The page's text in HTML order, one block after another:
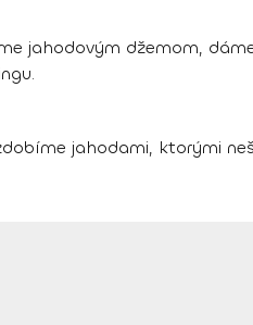
jahodovým džemom,
jahodami, ktorými